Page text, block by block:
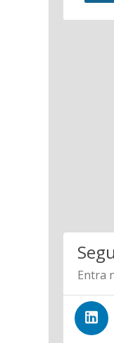
Entra